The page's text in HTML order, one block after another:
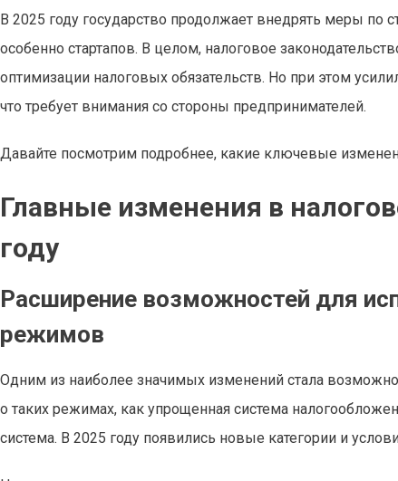
В 2025 году государство продолжает внедрять меры по
особенно стартапов. В целом, налоговое
оптимизации налоговых обязательств. Но при этом
что требует внимания со стороны предпринимателей.
Давайте посмотрим подробнее, какие ключевые
Главные изменения в
году
Расширение возможностей для
режимов
Одним из наиболее значимых изменений стала
о таких режимах, как упрощенная система
система. В 2025 году появились новые категории и